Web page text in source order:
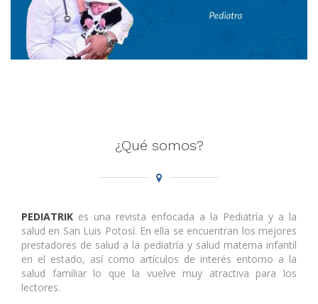
¿Qué somos?
PEDIATRIK es una revista enfocada a la Pediatría y a la
salud en San Luis Potosí. En ella se encuentran los mejores
prestadores de salud a la pediatría y salud materna infantil
en el estado, así como artículos de interés entorno a la
salud familiar lo que la vuelve muy atractiva para los
lectores.